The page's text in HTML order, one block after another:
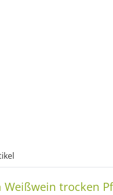
Weißwein trocken